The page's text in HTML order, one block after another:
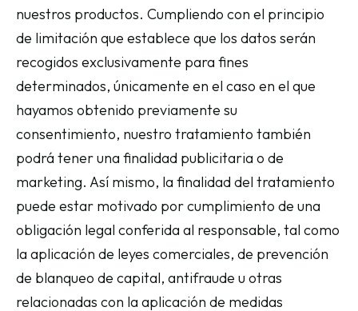
nuestros productos. Cumpliendo con el principio
de limitación que establece que los datos serán
recogidos exclusivamente para fines
determinados, únicamente en el caso en el que
hayamos obtenido previamente su
consentimiento, nuestro tratamiento también
podrá tener una finalidad publicitaria o de
marketing. Así mismo, la finalidad del tratamiento
puede estar motivado por cumplimiento de una
obligación legal conferida al responsable, tal como
la aplicación de leyes comerciales, de prevención
de blanqueo de capital, antifraude u otras
relacionadas con la aplicación de medidas